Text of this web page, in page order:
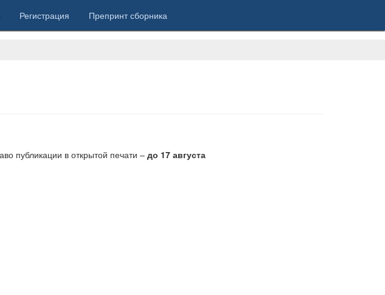
Регистрация Препринт сборника
публикации в открытой печати – до 17 августа